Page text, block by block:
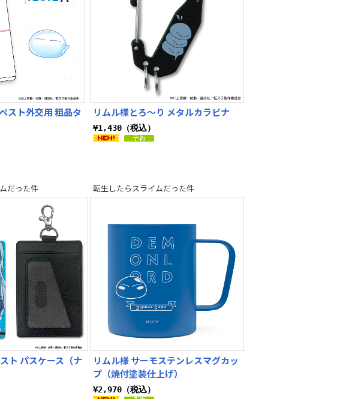
スト外交用 粗品タ
リムル様とろ～り メタルカラビナ
¥1,430（税込）
だった件
ト パスケース（ナ
転生したらスライムだった件
リムル様 サーモステンレスマグカッ
プ（焼付塗装仕上げ）
¥2,970（税込）